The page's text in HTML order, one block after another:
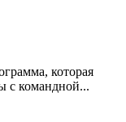
которая
с командной...